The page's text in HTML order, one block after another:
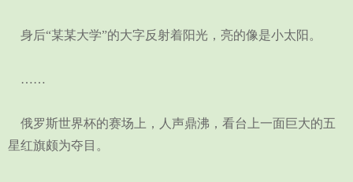
身后“某某大学”的大字反射着阳光，亮的像是小太阳。
……
俄罗斯世界杯的赛场上，人声鼎沸，看台上一面巨大的五
星红旗颇为夺目。